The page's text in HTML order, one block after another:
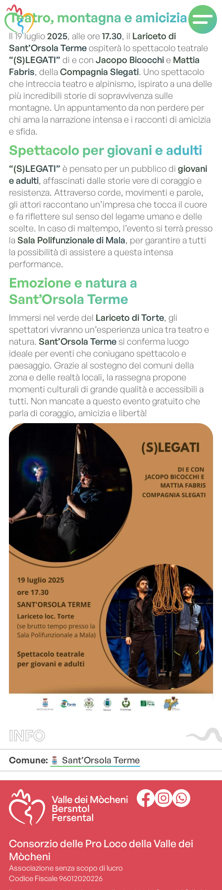
Teatro, montagna e amicizia
Il 19 luglio2025, alle ore 17.30, il Lariceto di
Sant’Orsola Termeospiterà lo spettacolo teatrale
“(S)LEGATI” di e con Jacopo Bicocchie Mattia
Fabris, della Compagnia Slegati. Uno spettacolo
che intreccia teatro e alpinismo, ispirato a una delle
più incredibili storie di sopravvivenza sulle
montagne. Un appuntamento da non perdere per
chi ama la narrazione intensa e i racconti di amicizia
e sfida.
Spettacolo per giovani e adulti
“(S)LEGATI” è pensato per un pubblico di giovani
e adulti, affascinati dalle storie vere di coraggio e
resistenza. Attraverso corde, movimenti e parole,
gli attori raccontano un’impresa che tocca il cuore
e fa riflettere sul senso del legame umano e delle
scelte. In caso di maltempo, l’evento si terrà presso
la Sala Polifunzionale di Mala, per garantire a tutti
la possibilità di assistere a questa intensa
performance.
Emozione e natura a
Sant’Orsola Terme
Immersi nel verde del Lariceto di Torte, gli
spettatori vivranno un’esperienza unica tra teatro e
natura. Sant’Orsola Terme si conferma luogo
ideale per eventi che coniugano spettacolo e
paesaggio. Grazie al sostegno dei comuni della
zona e delle realtà locali, la rassegna propone
momenti culturali di grande qualità e accessibili a
tutti. Non mancate a questo evento gratuito che
parla di coraggio, amicizia e libertà!
INFO
Comune: Sant’Orsola Terme
Consorzio delle Pro Loco della Valle dei
Mòcheni
Associazione senza scopo di lucro
Codice Fiscale 96012020226